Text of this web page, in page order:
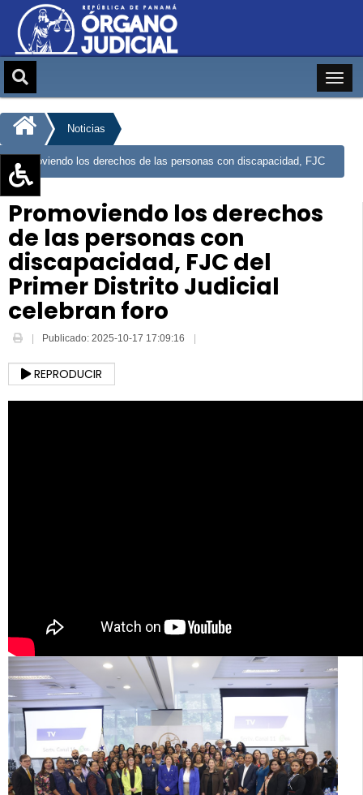
Aumentar texto (+)
Reducir texto (-)
Restablecer texto
Escala de Brillo
Escala de grises
Noticias
Promoviendo los derechos de las personas con discapacidad, FJC
Promoviendo los derechos
de las personas con
discapacidad, FJC del
Primer Distrito Judicial
celebran foro
Publicado: 2025-10-17 17:09:16
REPRODUCIR